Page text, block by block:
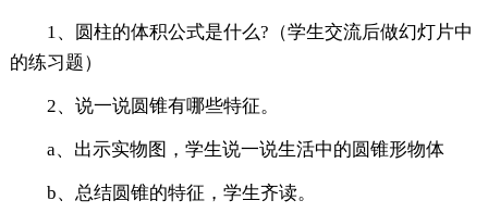
1、圆柱的体积公式是什么?（学生交流后做幻灯片中
的练习题）
2、说一说圆锥有哪些特征。
a、出示实物图，学生说一说生活中的圆锥形物体
b、总结圆锥的特征，学生齐读。